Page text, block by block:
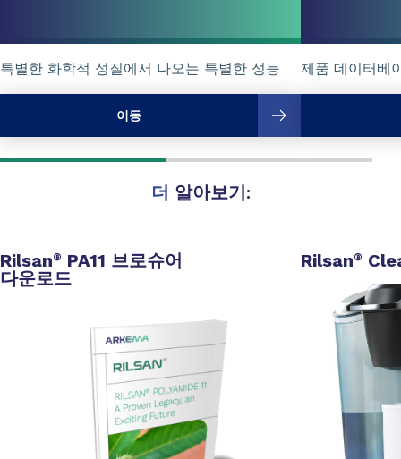
특별한 화학적 성질에서 나오는 특별한 성능
이동
제품 데이터베
더 알아보기:
Rilsan® PA11 브로슈어
다운로드
Rilsan®